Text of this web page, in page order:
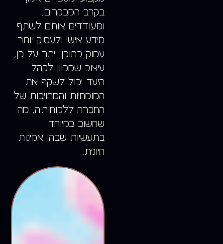
בקרב המבקרים,
ומעודדים אותם לשתף
מידע אישי ולעסוק יותר
עמוק בתוכן. יתר על כן,
עיצוב שמכוון לקהל
היעד יכול לשקף את
המומחיות והמחויבות של
החברה ללקוחותיה, מה
שחשוב במיוחד
בתעשיות שבהן אמינות
חיונית.